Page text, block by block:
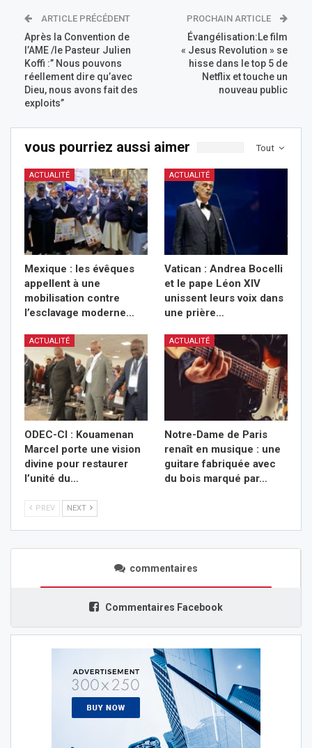
ARTICLE PRÉCÉDENT
Après la Convention de
l’AME /le Pasteur Julien
Koffi :’’ Nous pouvons
réellement dire qu’avec
Dieu, nous avons fait des
exploits’’
PROCHAIN ARTICLE
Évangélisation:Le film
« Jesus Revolution » se
hisse dans le top 5 de
Netflix et touche un
nouveau public
Tout
vous pourriez aussi aimer
ACTUALITÉ
Mexique : les évêques
appellent à une
mobilisation contre
l’esclavage moderne…
ACTUALITÉ
Vatican : Andrea Bocelli
et le pape Léon XIV
unissent leurs voix dans
une prière…
ACTUALITÉ
ODEC-CI : Kouamenan
Marcel porte une vision
divine pour restaurer
l’unité du…
ACTUALITÉ
Notre-Dame de Paris
renaît en musique : une
guitare fabriquée avec
du bois marqué par…
PREV NEXT
commentaires
Commentaires Facebook